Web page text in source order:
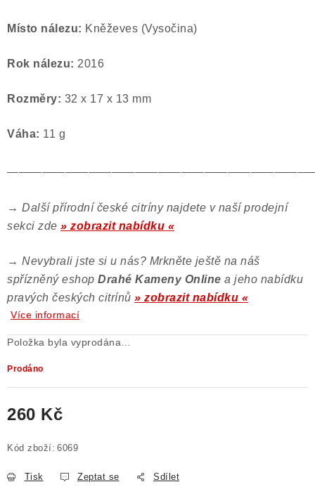
Místo nálezu: Kněževes (Vysočina)
Rok nálezu: 2016
Rozměry: 32 x 17 x 13 mm
Váha: 11 g
→ Další přírodní české citríny najdete v naší prodejní
sekci zde » zobrazit nabídku «
→ Nevybrali jste si u nás? Mrkněte ještě na náš
spřízněný eshop Drahé Kameny Online a jeho nabídku
pravých českých citrínů » zobrazit nabídku «
Více informací
Položka byla vyprodána…
Prodáno
260 Kč
Kód zboží: 6069
Tisk Zeptat se Sdílet